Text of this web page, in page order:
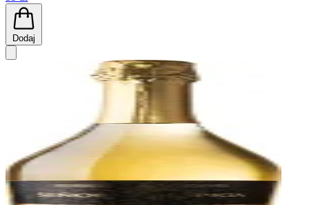
Dodaj